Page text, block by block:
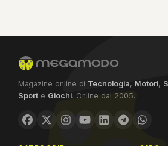
Magazine online di Tecnologia, Motori,
Sport e Giochi. Online dal 2005.